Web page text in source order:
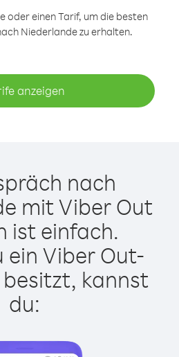
oder einen Tarif, um die besten
Niederlande zu erhalten.
anzeigen
nach
mit Viber Out
ist einfach.
ein Viber Out-
kannst
du: